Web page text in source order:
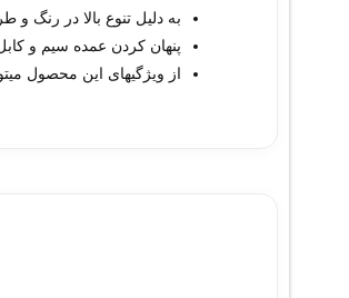
به دلیل تنوع بالا در رنگ و
پنهان کردن عمده سیم و
از ویژگیهای این محصول